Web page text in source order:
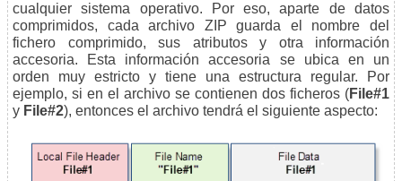
cualquier sistema operativo. Por eso, aparte de datos
comprimidos, cada archivo ZIP guarda el nombre del
fichero comprimido, sus atributos y otra información
accesoria. Esta información accesoria se ubica en un
orden muy estricto y tiene una estructura regular. Por
ejemplo, si en el archivo se contienen dos ficheros (File#1
y File#2), entonces el archivo tendrá el siguiente aspecto: